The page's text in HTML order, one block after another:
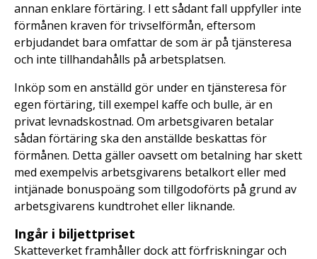
annan enklare förtäring. I ett sådant fall uppfyller inte
förmånen kraven för trivselförmån, eftersom
erbjudandet bara omfattar de som är på tjänsteresa
och inte tillhandahålls på arbetsplatsen.
Inköp som en anställd gör under en tjänsteresa för
egen förtäring, till exempel kaffe och bulle, är en
privat levnadskostnad. Om arbetsgivaren betalar
sådan förtäring ska den anställde beskattas för
förmånen. Detta gäller oavsett om betalning har skett
med exempelvis arbetsgivarens betalkort eller med
intjänade bonuspoäng som tillgodoförts på grund av
arbetsgivarens kundtrohet eller liknande.
Ingår i biljettpriset
Skatteverket framhåller dock att förfriskningar och